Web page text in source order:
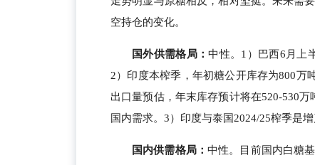
空持仓的变化。
国外供需格局：中性。1）巴西6月上
2）印度本榨季，年初糖公开库存为800万
出口量预估，年末库存预计将在520-530
国内需求。3）印度与泰国2024/25榨季是增
国内供需格局： 中性。目前国内白糖